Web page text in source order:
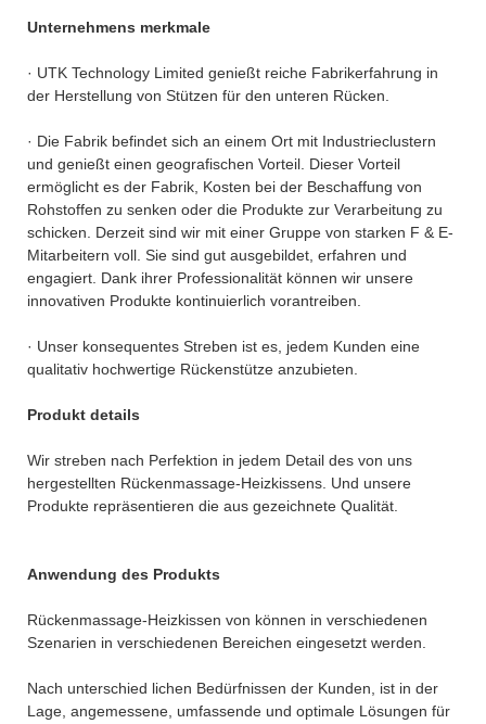
Unternehmens merkmale
· UTK Technology Limited genießt reiche Fabrikerfahrung in
der Herstellung von Stützen für den unteren Rücken.
· Die Fabrik befindet sich an einem Ort mit Industrieclustern
und genießt einen geografischen Vorteil. Dieser Vorteil
ermöglicht es der Fabrik, Kosten bei der Beschaffung von
Rohstoffen zu senken oder die Produkte zur Verarbeitung zu
schicken. Derzeit sind wir mit einer Gruppe von starken F & E-
Mitarbeitern voll. Sie sind gut ausgebildet, erfahren und
engagiert. Dank ihrer Professionalität können wir unsere
innovativen Produkte kontinuierlich vorantreiben.
· Unser konsequentes Streben ist es, jedem Kunden eine
qualitativ hochwertige Rückenstütze anzubieten.
Produkt details
Wir streben nach Perfektion in jedem Detail des von uns
hergestellten Rückenmassage-Heizkissens. Und unsere
Produkte repräsentieren die aus gezeichnete Qualität.
Anwendung des Produkts
Rückenmassage-Heizkissen von können in verschiedenen
Szenarien in verschiedenen Bereichen eingesetzt werden.
Nach unterschied lichen Bedürfnissen der Kunden, ist in der
Lage, angemessene, umfassende und optimale Lösungen für